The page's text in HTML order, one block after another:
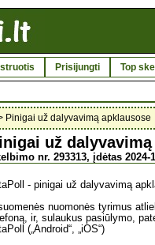
Prisijungti Top
Pinigai už dalyvavimą apklausose
už
nr. 293313, įdėtas 2024-
- pinigai už dalyvavimą
nuomonės tyrimus
ir, sulaukus pasiūlymo,
(„Android“, „iOS“)